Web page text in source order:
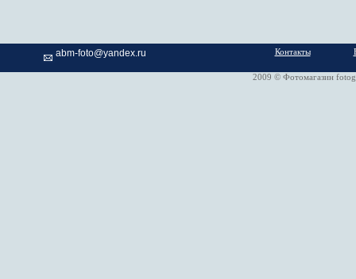
abm-foto@yandex.ru Контакты
2009 © Фотомагазин